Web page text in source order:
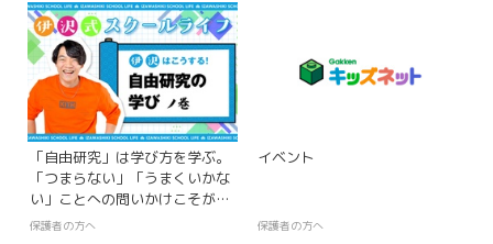
「自由研究」は学び方を学ぶ。
「つまらない」「うまくいかな
い」ことへの問いかけこそが最
大の学び【伊沢式スクールライ
保護者の方へ
イベント
保護者の方へ